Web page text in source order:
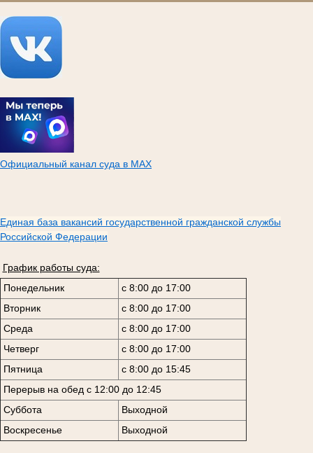
Официальный канал суда в МАХ
Единая база вакансий государственной гражданской службы
Российской Федерации
График работы суда:
Понедельник
с 8:00 до 17:00
Вторник
с 8:00 до 17:00
Среда
с 8:00 до 17:00
Четверг
с 8:00 до 17:00
Пятница
с 8:00 до 15:45
Перерыв на обед с 12:00 до 12:45
Суббота
Выходной
Воскресенье
Выходной